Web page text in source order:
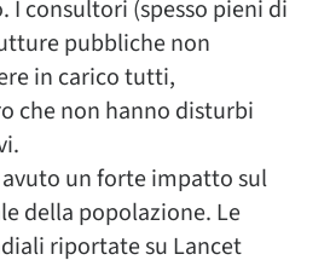
I consultori (spesso pieni di
pubbliche non
in carico tutti,
che non hanno disturbi
un forte impatto sul
della popolazione. Le
riportate su Lancet